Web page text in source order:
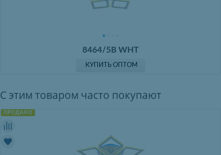
8464/5B WHT
КУПИТЬ ОПТОМ
С этим товаром часто покупают
ПРОДАНО